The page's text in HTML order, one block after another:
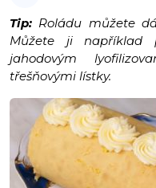
Tip: Roládu můžete
Můžete ji například
jahodovým
třešňovými lístky.